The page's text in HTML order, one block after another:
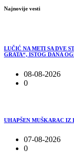
Najnovije vesti
LUČIĆ NA METI SA DVE
GRATA“, ISTOG DANA
08-08-2026
0
UHAPŠEN MUŠKARAC IZ
07-08-2026
0